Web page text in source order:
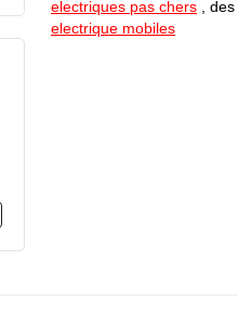
electriques pas chers , des
electrique mobiles